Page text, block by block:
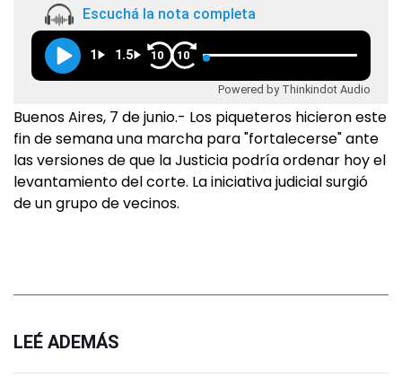
Escuchá la nota completa
1 1.5 10 10
Powered by Thinkindot Audio
Buenos Aires, 7 de junio.- Los piqueteros hicieron este
fin de semana una marcha para "fortalecerse" ante
las versiones de que la Justicia podría ordenar hoy el
levantamiento del corte. La iniciativa judicial surgió
de un grupo de vecinos.
LEÉ ADEMÁS